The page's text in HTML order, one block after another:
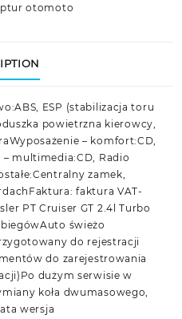
otomoto
ESP (stabilizacja toru
powietrzna kierowcy,
– komfort:CD,
multimedia:CD, Radio
zamek,
faktura VAT-
PT Cruiser GT 2.4l Turbo
świeżo
do rejestracji
do zarejestrowania
dużym serwisie w
koła dwumasowego,
wersja